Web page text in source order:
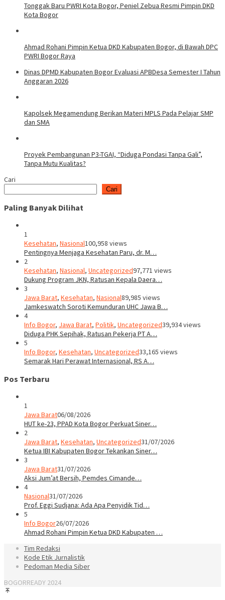
Tonggak Baru PWRI Kota Bogor, Peniel Zebua Resmi Pimpin DKD
Kota Bogor
Ahmad Rohani Pimpin Ketua DKD Kabupaten Bogor, di Bawah DPC
PWRI Bogor Raya
Dinas DPMD Kabupaten Bogor Evaluasi APBDesa Semester I Tahun
Anggaran 2026
Kapolsek Megamendung Berikan Materi MPLS Pada Pelajar SMP
dan SMA
Proyek Pembangunan P3-TGAI, “Diduga Pondasi Tanpa Gali”,
Tanpa Mutu Kualitas?
Cari
Cari
Paling Banyak Dilihat
1
Kesehatan, Nasional100,958 views
Pentingnya Menjaga Kesehatan Paru, dr. M…
2
Kesehatan, Nasional, Uncategorized97,771 views
Dukung Program JKN, Ratusan Kepala Daera…
3
Jawa Barat, Kesehatan, Nasional89,985 views
Jamkeswatch Soroti Kemunduran UHC Jawa B…
4
Info Bogor, Jawa Barat, Politik, Uncategorized39,934 views
Diduga PHK Sepihak, Ratusan Pekerja PT A…
5
Info Bogor, Kesehatan, Uncategorized33,165 views
Semarak Hari Perawat Internasional, RS A…
Pos Terbaru
1
Jawa Barat06/08/2026
HUT ke-23, PPAD Kota Bogor Perkuat Siner…
2
Jawa Barat, Kesehatan, Uncategorized31/07/2026
Ketua IBI Kabupaten Bogor Tekankan Siner…
3
Jawa Barat31/07/2026
Aksi Jum’at Bersih, Pemdes Cimande…
4
Nasional31/07/2026
Prof. Eggi Sudjana: Ada Apa Penyidik Tid…
5
Info Bogor26/07/2026
Ahmad Rohani Pimpin Ketua DKD Kabupaten …
Tim Redaksi
Kode Etik Jurnalistik
Pedoman Media Siber
BOGORREADY 2024